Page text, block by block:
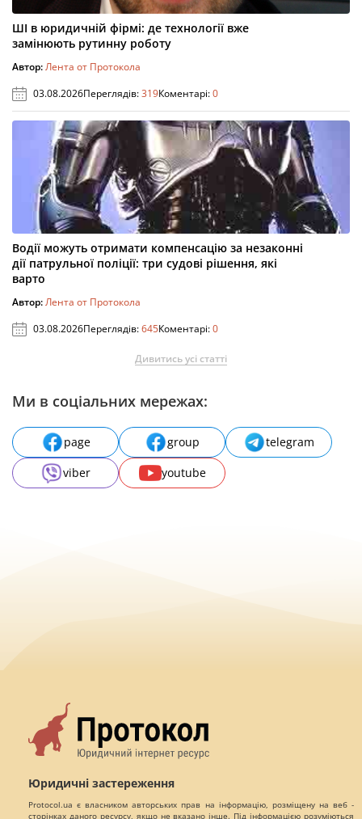
ШІ в юридичній фірмі: де технології вже
замінюють рутинну роботу
Автор:Лента от Протокола
03.08.2026Переглядів:319Коментарі:0
Водії можуть отримати компенсацію за незаконні
дії патрульної поліції: три судові рішення, які
варто
Автор:Лента от Протокола
03.08.2026Переглядів:645Коментарі:0
Дивитись усі статті
Ми в соціальних мережах:
page group
telegram
viber
youtube
Юридичні застереження
Protocol.ua є власником авторських прав на інформацію, розміщену на веб -
сторінках даного ресурсу, якщо не вказано інше. Під інформацією розуміються